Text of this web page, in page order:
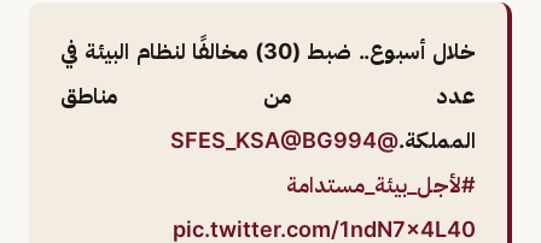
خلال أسبوع.. ضبط (30) مخالفًا لنظام البيئة في
عدد من مناطق
المملكة.@SFES_KSA
@BG994
#لأجل_بيئة_مستدامة
pic.twitter.com/1ndN7x4L40